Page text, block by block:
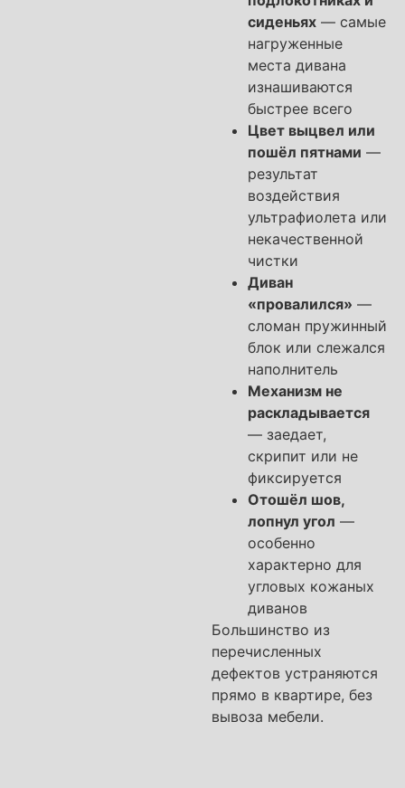
сиденьях — самые
нагруженные
места дивана
изнашиваются
быстрее всего
Цвет выцвел или
пошёл пятнами —
результат
воздействия
ультрафиолета или
некачественной
чистки
Диван
«провалился» —
сломан пружинный
блок или слежался
наполнитель
Механизм не
раскладывается
— заедает,
скрипит или не
фиксируется
Отошёл шов,
лопнул угол —
особенно
характерно для
угловых кожаных
диванов
Большинство из
перечисленных
дефектов устраняются
прямо в квартире, без
вывоза мебели.